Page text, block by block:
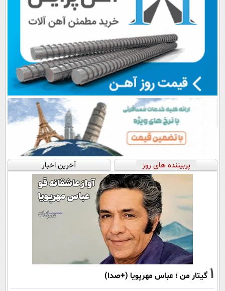
پربیننده های روز آخرین اخبار
1 گیتار من ؛ عباس مهرپویا (+صدا)